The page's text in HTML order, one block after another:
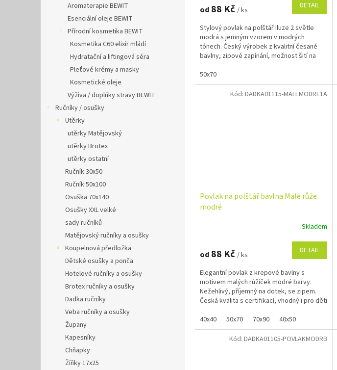
Aromaterapie BEWIT
Esenciální oleje BEWIT
Přírodní kosmetika BEWIT
Kosmetika C60 elixír mládí
Hydratační a liftingová séra
Pleťové krémy a masky
Kosmetické oleje
Výživa / doplňky stravy BEWIT
Ručníky / osušky
Utěrky
utěrky Matějovský
utěrky Brotex
utěrky ostatní
Ručník 30x50
Ručník 50x100
Osuška 70x140
Osušky XXL velké
sady ručníků
Matějovský ručníky a osušky
Koupelnová předložka
Dětské osušky a ponča
Hotelové ručníky a osušky
Brotex ručníky a osušky
Dadka ručníky
Veba ručníky a osušky
Župany
Kapesníky
Chňapky
Žíňky 17x25
od 88 Kč / ks DETAIL
Stylový povlak na polštář Iluze 2 světle
modrá s jemným vzorem v modrých
tónech. Český výrobek z kvalitní česané
bavlny, zipové zapínání, možnost šití na
50x70
Povlak na polštář bavlna Malé růže
modré
Skladem
od 88 Kč / ks DETAIL
Elegantní povlak z krepové bavlny s
motivem malých růžiček modré barvy.
Nežehlivý, příjemný na dotek, se zipem.
Česká kvalita s certifikací, vhodný i pro děti
40x40
50x70 70x90 40x50
Kód: DADKA01115-MALEMODRE1A
Kód: DADKA01105-POVLAKMODRB